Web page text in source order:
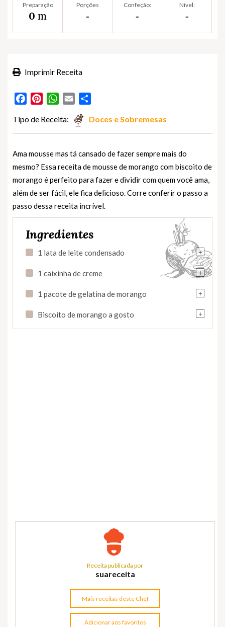
Preparação
0 m
Porções
‐
Confeção:
‐
Nível:
‐
Imprimir Receita
FacebookPinterestWhatsApp
Email
Tipo de Receita: Doces e Sobremesas
Ama mousse mas tá cansado de fazer sempre mais do
mesmo? Essa receita de mousse de morango com biscoito de
morango é perfeito para fazer e dividir com quem você ama,
além de ser fácil, ele fica delicioso. Corre conferir o passo a
passo dessa receita incrível.
Ingredientes
+
1 lata de leite condensado
+
1 caixinha de creme
+
1 pacote de gelatina de morango
+
Biscoito de morango a gosto
Receita publicada por
suareceita
Mais receitas deste Chef
Adicionar aos favoritos